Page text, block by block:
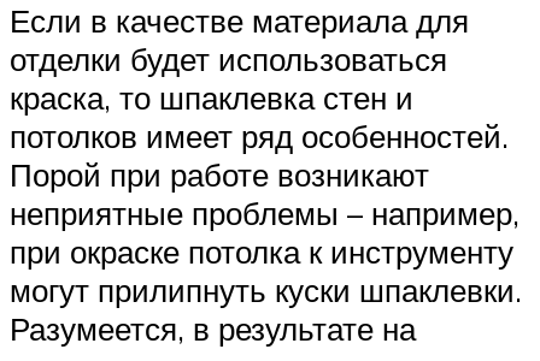
Если в качестве материала для
отделки будет использоваться
краска, то шпаклевка стен и
потолков имеет ряд особенностей.
Порой при работе возникают
неприятные проблемы – например,
при окраске потолка к инструменту
могут прилипнуть куски шпаклевки.
Разумеется, в результате на